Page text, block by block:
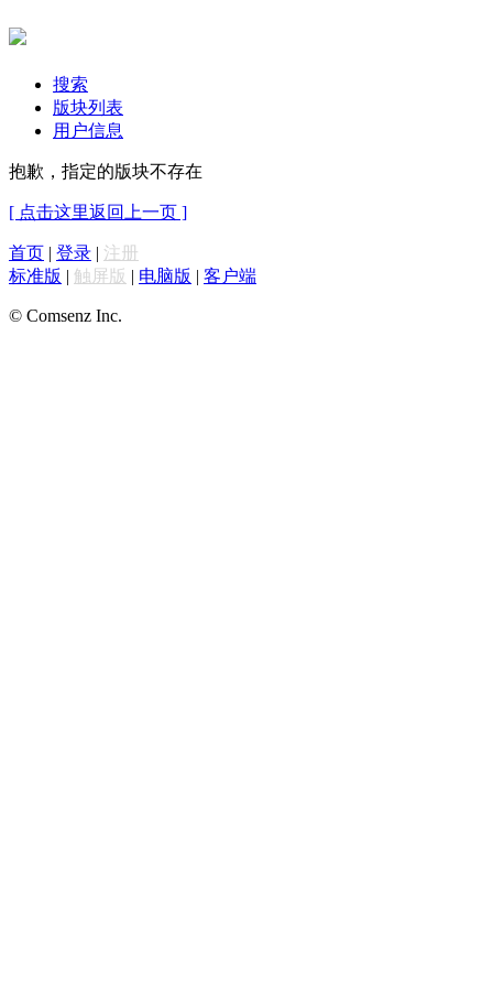
搜索
版块列表
用户信息
抱歉，指定的版块不存在
[ 点击这里返回上一页 ]
首页 | 登录 | 注册
标准版 | 触屏版 | 电脑版 | 客户端
© Comsenz Inc.